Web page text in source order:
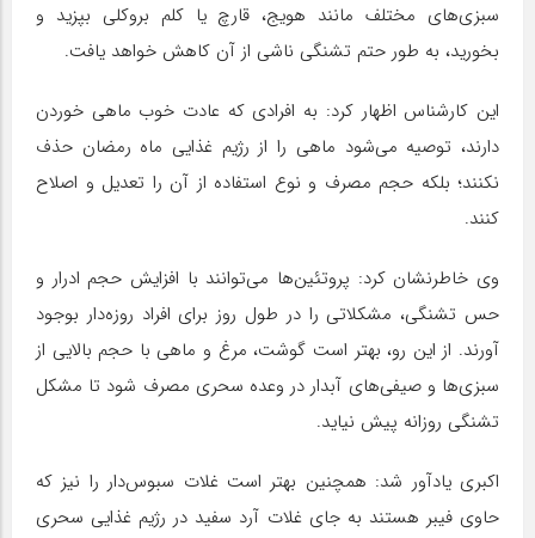
سبزی‌های مختلف مانند هویج، قارچ یا کلم بروکلی بپزید و
بخورید، به‌ طور حتم تشنگی ناشی از آن کاهش خواهد یافت.
این کارشناس اظهار کرد: به افرادی که عادت خوب ماهی خوردن
دارند، توصیه می‌‎شود ماهی را از رژیم غذایی ماه رمضان حذف
نکنند؛ بلکه حجم مصرف و نوع استفاده از آن را تعدیل و اصلاح
کنند.
وی خاطرنشان کرد: پروتئین‌ها می‌توانند با افزایش حجم ادرار و
حس تشنگی، مشکلاتی را در طول روز برای افراد روزه‌دار بوجود
آورند. از این رو، بهتر است گوشت، مرغ و ماهی با حجم بالایی از
سبزی‌ها و صیفی‌های آبدار در وعده سحری مصرف شود تا مشکل
تشنگی روزانه پیش نیاید.
اکبری یادآور شد: همچنین بهتر است غلات سبوس‌دار را نیز که
حاوی فیبر هستند به‌ جای غلات آرد سفید در رژیم غذایی سحری